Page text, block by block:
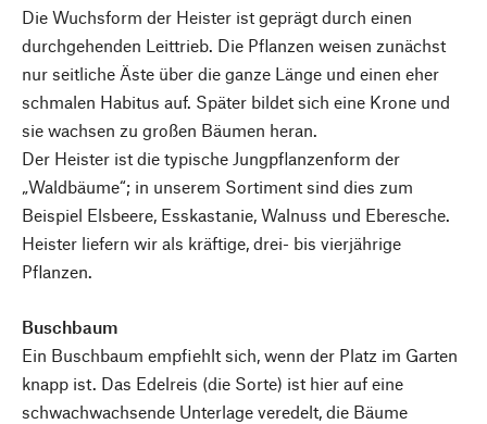
Die Wuchsform der Heister ist geprägt durch einen
durchgehenden Leittrieb. Die Pflanzen weisen zunächst
nur seitliche Äste über die ganze Länge und einen eher
schmalen Habitus auf. Später bildet sich eine Krone und
sie wachsen zu großen Bäumen heran.
Der Heister ist die typische Jungpflanzenform der
„Waldbäume“; in unserem Sortiment sind dies zum
Beispiel Elsbeere, Esskastanie, Walnuss und Eberesche.
Heister liefern wir als kräftige, drei- bis vierjährige
Pflanzen.
Buschbaum
Ein Buschbaum empfiehlt sich, wenn der Platz im Garten
knapp ist. Das Edelreis (die Sorte) ist hier auf eine
schwachwachsende Unterlage veredelt, die Bäume